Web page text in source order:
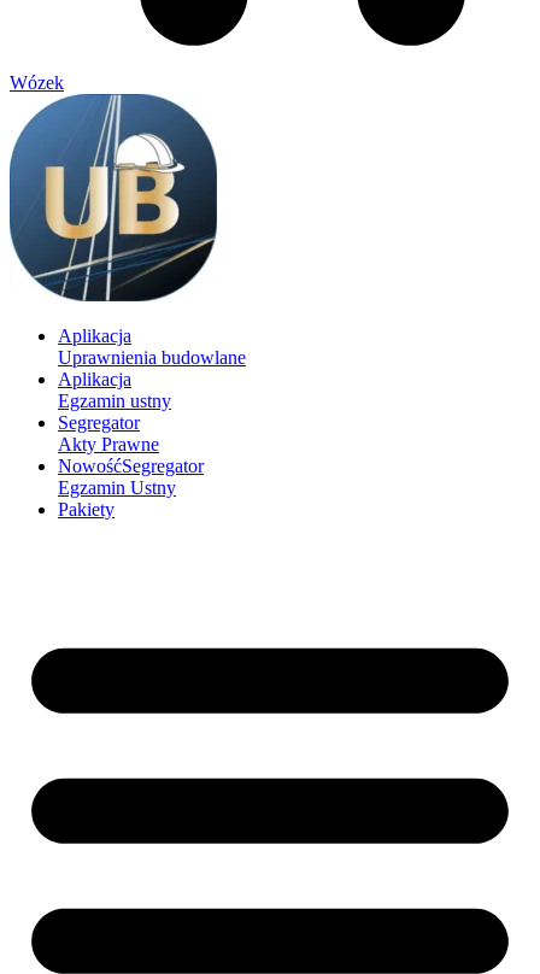
Wózek
Aplikacja
Uprawnienia budowlane
Aplikacja
Egzamin ustny
Segregator
Akty Prawne
NowośćSegregator
Egzamin Ustny
Pakiety